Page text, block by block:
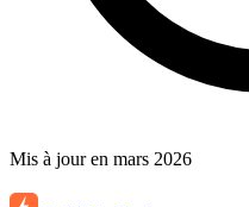
Mis à jour en mars 2026